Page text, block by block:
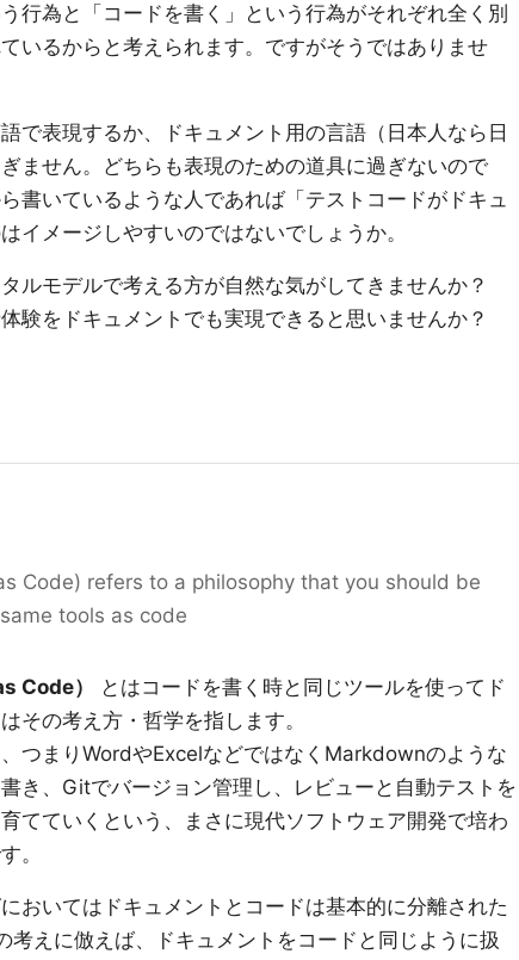
行為と「コードを書く」という行為がそれぞれ全く別
いるからと考えられます。ですがそうではありませ
で表現するか、ドキュメント用の言語（日本人なら日
ません。どちらも表現のための道具に過ぎないので
書いているような人であれば「テストコードがドキュ
イメージしやすいのではないでしょうか。
ルモデルで考える方が自然な気がしてきませんか？
験をドキュメントでも実現できると思いませんか？
Code) refers to a philosophy that you should be
tools as code
Code）
とはコードを書く時と同じツールを使ってド
その考え方・哲学を指します。
つまりWordやExcelなどではなくMarkdownのような
き、Gitでバージョン管理し、レビューと自動テストを
てていくという、まさに現代ソフトウェア開発で培わ
。
おいてはドキュメントとコードは基本的に分離された
えに倣えば、ドキュメントをコードと同じように扱